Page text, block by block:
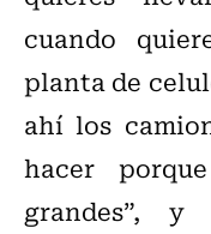
cuando
planta de
ahí los
hacer
grandes”,